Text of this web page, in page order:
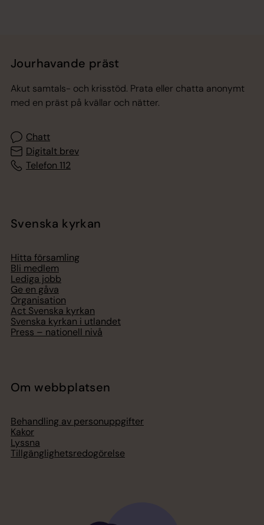
Jourhavande präst
Akut samtals- och krisstöd. Prata eller chatta anonymt
med en präst på kvällar och nätter.
Chatt
Digitalt brev
Telefon 112
Svenska kyrkan
Hitta församling
Bli medlem
Lediga jobb
Ge en gåva
Organisation
Act Svenska kyrkan
Svenska kyrkan i utlandet
Press – nationell nivå
Om webbplatsen
Behandling av personuppgifter
Kakor
Lyssna
Tillgänglighetsredogörelse